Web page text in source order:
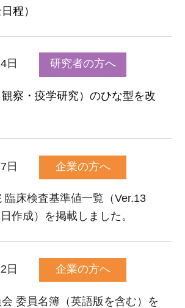
程）
日 研究者の方へ
察・疫学研究）のひな型を改
日 企業の方へ
臨床検査基準値一覧（Ver.13
作成）を掲載しました。
日 企業の方へ
委員名簿（英語版を含む）を